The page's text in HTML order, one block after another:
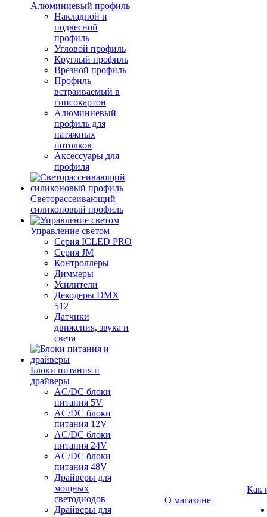
Алюминиевый профиль
Накладной и
подвесной
профиль
Угловой профиль
Круглый профиль
Врезной профиль
Профиль
встраиваемый в
гипсокартон
Алюминиевый
профиль для
натяжных
потолков
Аксессуары для
профиля
Светорассеивающий
силиконовый профиль
Управление светом
Серия ICLED PRO
Серия JM
Контроллеры
Диммеры
Усилители
Декодеры DMX
512
Датчики
движения, звука и
света
Блоки питания и
драйверы
AC/DC блоки
питания 5V
AC/DC блоки
питания 12V
AC/DC блоки
питания 24V
AC/DC блоки
питания 48V
Драйверы для
мощных
светодиодов
Драйверы для
О магазине
Как